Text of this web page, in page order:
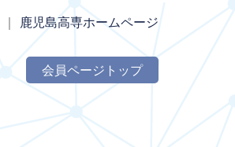
｜ 鹿児島高専ホームページ
会員ページトップ